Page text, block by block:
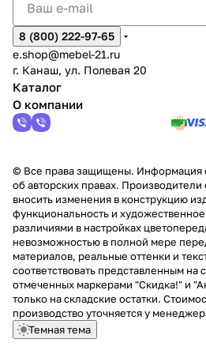
8 (800) 222-97-65
e.shop@mebel-21.ru
г. Канаш, ул. Полевая 20
Каталог
О компании
© Все права защищены. Информация
об авторских правах. Производители
вносить изменения в конструкцию
функциональность и
различиями в настройках
невозможностью в полной мере
материалов, реальные оттенки и
соответствовать представленным на
отмеченных маркерами "Скидка!" и
только на складские остатки.
производство уточняется у
Темная тема